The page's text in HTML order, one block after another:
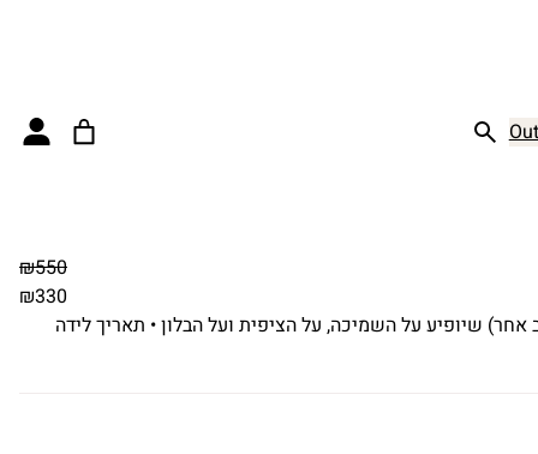
₪550
₪330
שיופיע על השמיכה, על הציפית ועל הבלון • תאריך לידה